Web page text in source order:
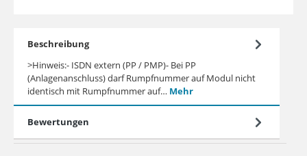
Beschreibung
>Hinweis:- ISDN extern (PP / PMP)- Bei PP
(Anlagenanschluss) darf Rumpfnummer auf Modul nicht
identisch mit Rumpfnummer auf… Mehr
Bewertungen